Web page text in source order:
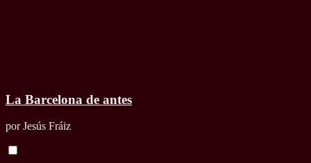
La Barcelona de antes
por Jesús Fráiz